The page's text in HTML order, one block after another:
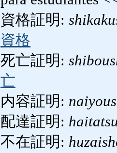
資格証明:
資格
死亡証明:
亡
内容証明:
配達証明:
不在証明: